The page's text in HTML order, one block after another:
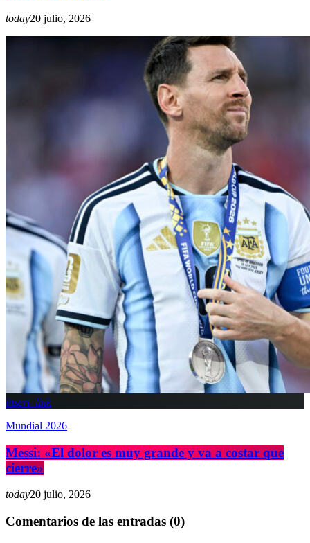
today20 julio, 2026
insert_link
Mundial 2026
Messi: «El dolor es muy grande y va a costar que
cierre»
today20 julio, 2026
Comentarios de las entradas (0)